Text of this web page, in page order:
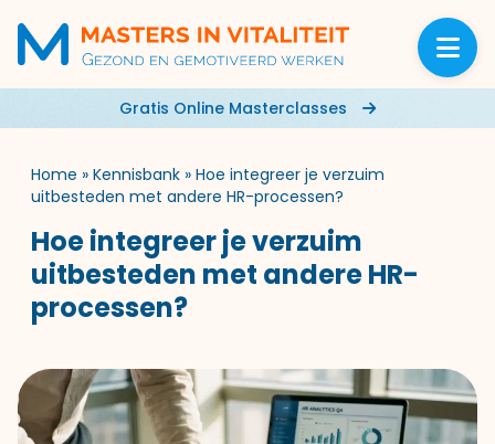
Gratis Online Masterclasses
Home » Kennisbank » Hoe integreer je verzuim
uitbesteden met andere HR-processen?
Hoe integreer je verzuim
uitbesteden met andere HR-
processen?